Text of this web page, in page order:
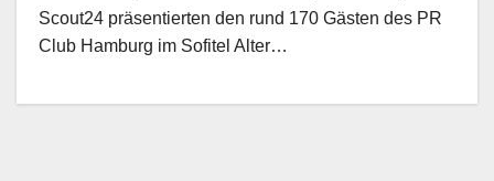
Scout24 präsentierten den rund 170 Gästen des PR
Club Hamburg im Sofitel Alter…